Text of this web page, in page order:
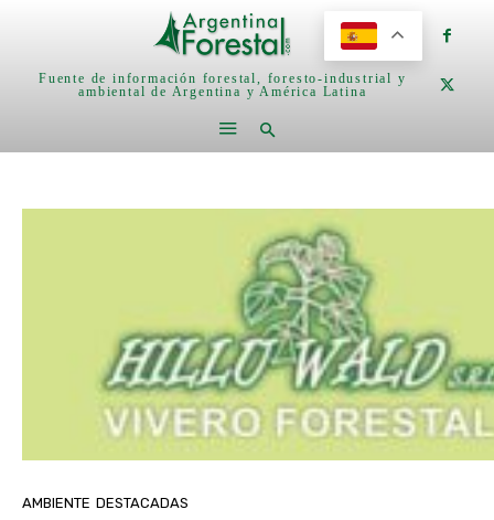
Fuente de información forestal, foresto-industrial y
ambiental de Argentina y América Latina
AMBIENTE DESTACADAS